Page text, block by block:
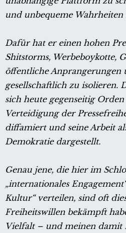
und unbequeme Wahrheiten
Dafür hat er einen hohen
Shitstorms, Werbeboykotte,
öffentliche Anprangerungen
gesellschaftlich zu isolieren.
sich heute gegenseitig
Verteidigung der
diffamiert und seine Arbeit
Demokratie dargestellt.
Genau jene, die hier im
„internationales
Kultur“ verteilen, sind oft
Freiheitswillen bekämpft
Vielfalt – und meinen damit